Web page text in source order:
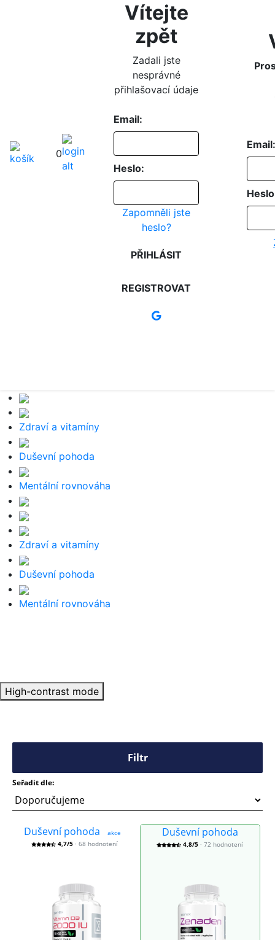
0
Vítejte
zpět
Zadali jste
nesprávné
přihlašovací údaje
Email:
Heslo:
Zapomněli jste
heslo?
PŘIHLÁSIT
REGISTROVAT
Email:
Zdraví a vitamíny
Duševní pohoda
Mentální rovnováha
Zdraví a vitamíny
Duševní pohoda
Mentální rovnováha
High-contrast mode
Filtr
Seřadit dle:
Duševní pohoda akce
4,7/5 · 68 hodnotení
Duševní pohoda
4,8/5 · 72 hodnotení